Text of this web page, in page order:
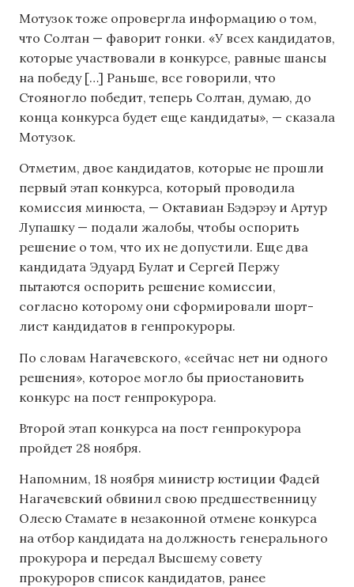
Мотузок тоже опровергла информацию о том,
что Солтан — фаворит гонки. «У всех кандидатов,
которые участвовали в конкурсе, равные шансы
на победу […] Раньше, все говорили, что
Стояногло победит, теперь Солтан, думаю, до
конца конкурса будет еще кандидаты», — сказала
Мотузок.
Отметим, двое кандидатов, которые не прошли
первый этап конкурса, который проводила
комиссия минюста, — Октавиан Бэдэрэу и Артур
Лупашку — подали жалобы, чтобы оспорить
решение о том, что их не допустили. Еще два
кандидата Эдуард Булат и Сергей Пержу
пытаются оспорить решение комиссии,
согласно которому они сформировали шорт-
лист кандидатов в генпрокуроры.
По словам Нагачевского, «сейчас нет ни одного
решения», которое могло бы приостановить
конкурс на пост генпрокурора.
Второй этап конкурса на пост генпрокурора
пройдет 28 ноября.
Напомним, 18 ноября министр юстиции Фадей
Нагачевский обвинил свою предшественницу
Олесю Стамате в незаконной отмене конкурса
на отбор кандидата на должность генерального
прокурора и передал Высшему совету
прокуроров список кандидатов, ранее